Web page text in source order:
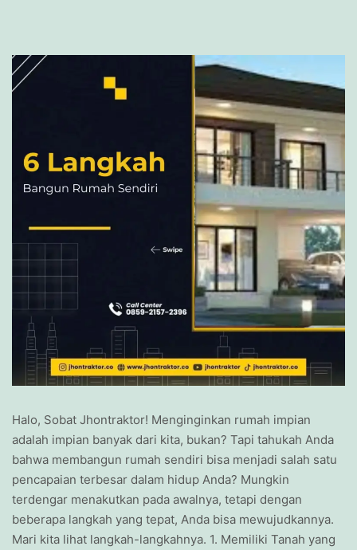
Halo, Sobat Jhontraktor! Menginginkan rumah impian
adalah impian banyak dari kita, bukan? Tapi tahukah Anda
bahwa membangun rumah sendiri bisa menjadi salah satu
pencapaian terbesar dalam hidup Anda? Mungkin
terdengar menakutkan pada awalnya, tetapi dengan
beberapa langkah yang tepat, Anda bisa mewujudkannya.
Mari kita lihat langkah-langkahnya. 1. Memiliki Tanah yang